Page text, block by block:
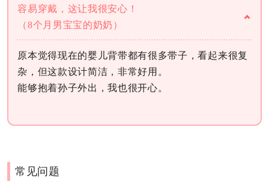
容易穿戴，这让我很安心！
（8个月男宝宝的奶奶）
原本觉得现在的婴儿背带都有很多带子，看起来很复
杂，但这款设计简洁，非常好用。
能够抱着孙子外出，我也很开心。
常见问题